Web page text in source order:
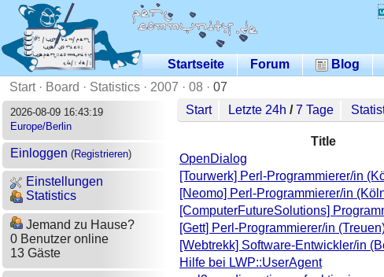
Startseite Forum Blog
Start· Board · Statistics · 2007 · 08 · 07
2026-08-09 16:43:19
Europe/Berlin
Einloggen (Registrieren)
Einstellungen
Statistics
Jemand zu Hause?
0 Benutzer online
13 Gäste
Start Letzte 24h /7 Tage
Title
OpenDialog
[Tourwerk] Perl-Programmierer/in
[Neomo] Perl-Programmierer/in
[ComputerFutureSolutions]
[Gett] Perl-Programmierer/in
[Webtrekk] Software-Entwickler/in
Hilfe bei LWP::UserAgent